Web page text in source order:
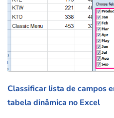
Classificar lista de campos
tabela dinâmica no Excel